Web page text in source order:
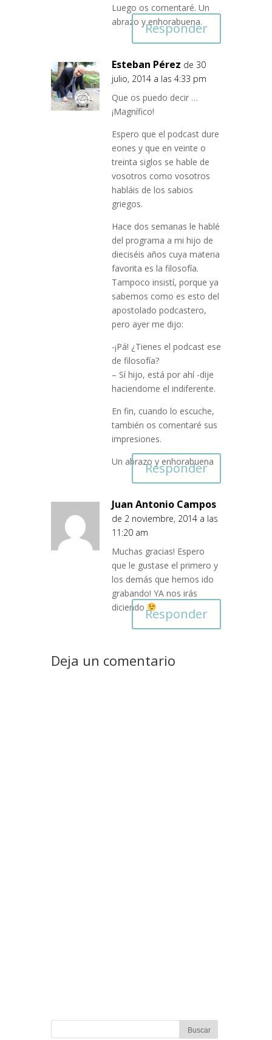
Luego os comentaré. Un
abrazo y enhorabuena.
Responder
Esteban Pérez de 30
julio, 2014 a las 4:33 pm
Que os puedo decir …
¡Magnífico!
Espero que el podcast dure
eones y que en veinte o
treinta siglos se hable de
vosotros como vosotros
habláis de los sabios
griegos.
Hace dos semanas le hablé
del programa a mi hijo de
dieciséis años cuya materia
favorita es la filosofía.
Tampoco insistí, porque ya
sabemos como es esto del
apostolado podcastero,
pero ayer me dijo:
-¡Pá! ¿Tienes el podcast ese
de filosofía?
– Sí hijo, está por ahí -dije
haciendome el indiferente.
En fin, cuando lo escuche,
también os comentaré sus
impresiones.
Un abrazo y enhorabuena
Responder
Juan Antonio Campos
de 2 noviembre, 2014 a las
11:20 am
Muchas gracias! Espero
que le gustase el primero y
los demás que hemos ido
grabando! YA nos irás
diciendoResponder
Deja un comentario